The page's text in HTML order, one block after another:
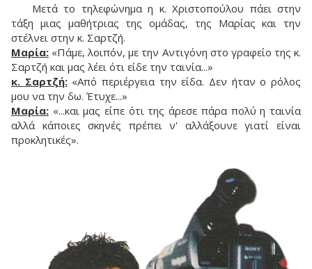
Μετά το τηλεφώνημα η κ. Χριστοπούλου πάει στην
τάξη μιας μαθήτριας της ομάδας, της Μαρίας και την
στέλνει στην κ. Σαρτζή.
Μαρία: «Πάμε, λοιπόν, με την Αντιγόνη στο γραφείο της κ.
Σαρτζή και μας λέει ότι είδε την ταινία...»
κ. Σαρτζή:«Από περιέργεια την είδα. Δεν ήταν ο ρόλος
μου να την δω. Έτυχε...»
Μαρία: «...και μας είπε ότι της άρεσε πάρα πολύ η ταινία
αλλά κάποιες σκηνές πρέπει ν' αλλάξουνε γιατί είναι
προκλητικές».